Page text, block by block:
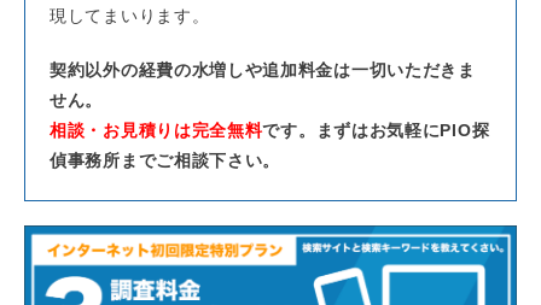
現してまいります。
契約以外の経費の水増しや追加料金は一切いただきま
せん。
相談・お見積りは完全無料です。まずはお気軽にPIO探
偵事務所までご相談下さい。